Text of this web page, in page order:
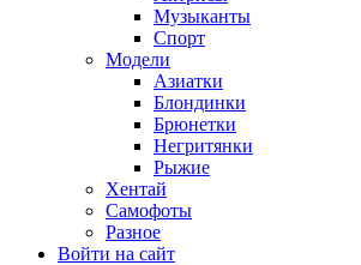
Музыканты
Спорт
Модели
Азиатки
Блондинки
Брюнетки
Негритянки
Рыжие
Хентай
Самофоты
Разное
Войти на сайт